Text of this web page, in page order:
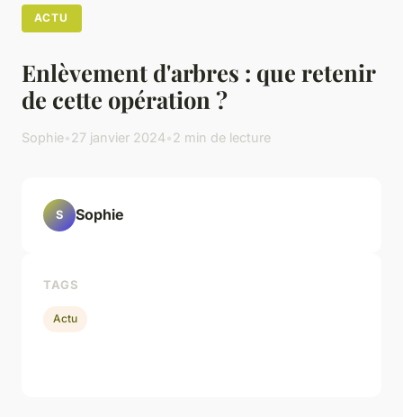
ACTU
Enlèvement d'arbres : que retenir
de cette opération ?
Sophie•27 janvier 2024•2 min de lecture
S Sophie
TAGS
Actu